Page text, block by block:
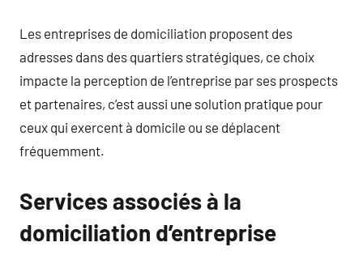
Les entreprises de domiciliation proposent des
adresses dans des quartiers stratégiques, ce choix
impacte la perception de l’entreprise par ses prospects
et partenaires, c’est aussi une solution pratique pour
ceux qui exercent à domicile ou se déplacent
fréquemment.
Services associés à la
domiciliation d’entreprise